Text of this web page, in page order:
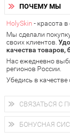
самовывоза.
В 20 городах
следующий день.
у Вас всегда
доставку от
подробнее об
наличными
через
электронными
ПОЧЕМУ МЫ
HolySkin - красота в
Мы сделали
своих клиентов.
качества товаров,
Нас ежедневно
регионов России.
Убедись в качестве
СВЯЗАТЬСЯ С
+7 (800) 707-24-55
Мы будем рады
магазина,
БОНУСНАЯ